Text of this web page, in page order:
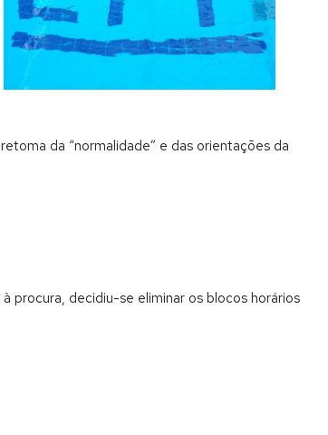
da “normalidade” e das orientações da
procura, decidiu-se eliminar os blocos horários